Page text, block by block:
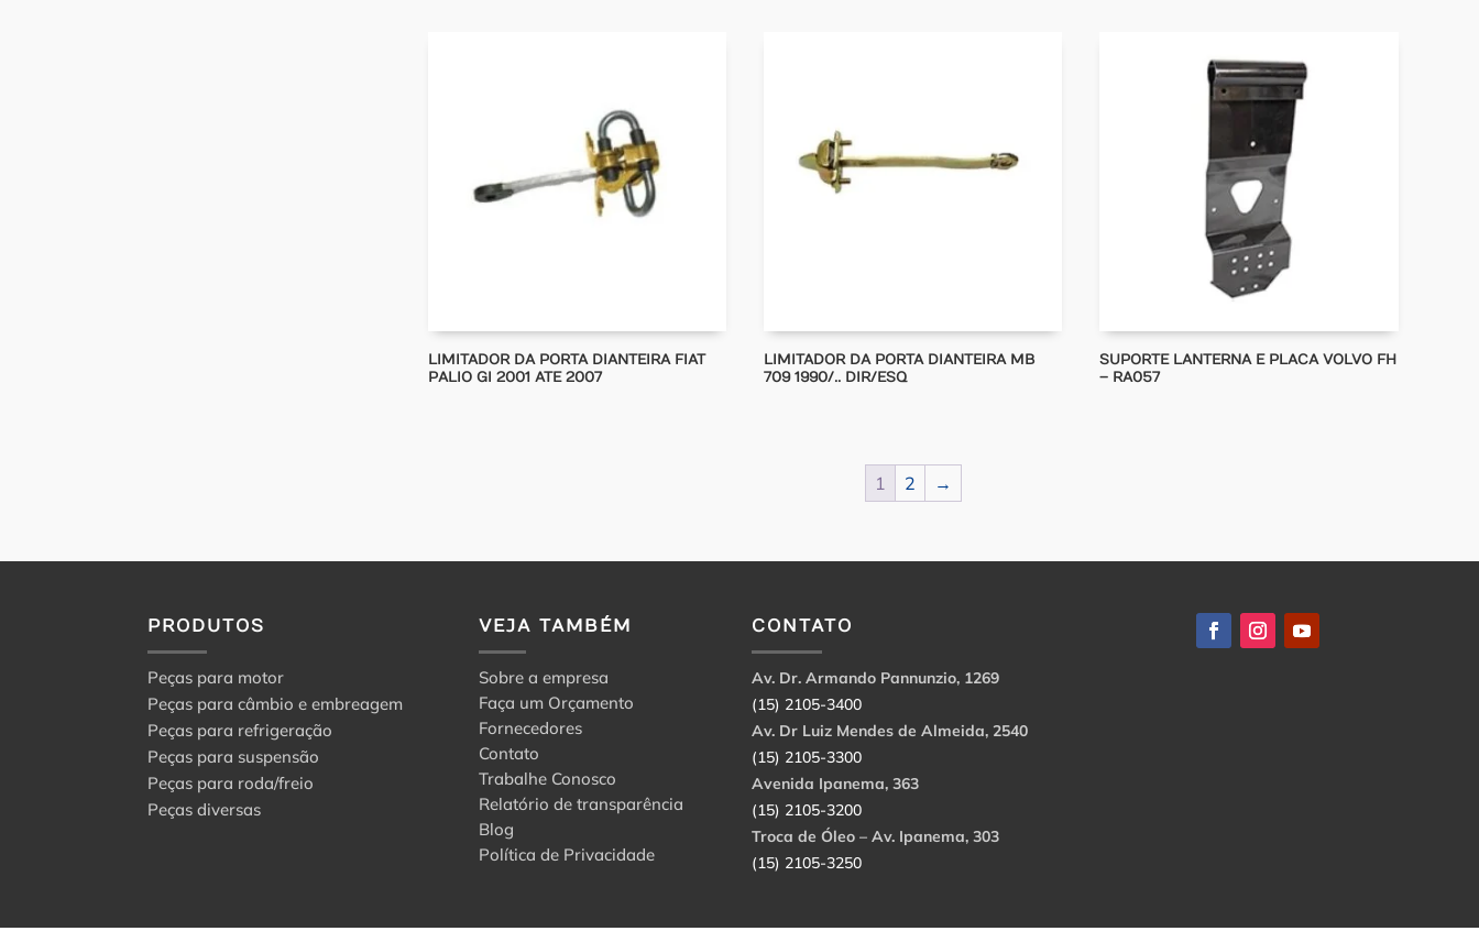
LIMITADOR DA PORTA DIANTEIRA FIAT
PALIO GI 2001 ATE 2007
LIMITADOR DA PORTA DIANTEIRA MB
709 1990/.. DIR/ESQ
SUPORTE LANTERNA E PLACA VOLVO FH
– RA057
1 2 →
PRODUTOS
Peças para motor
Peças para câmbio e embreagem
Peças para refrigeração
Peças para suspensão
Peças para roda/freio
Peças diversas
VEJA TAMBÉM
Sobre a empresa
Faça um Orçamento
Fornecedores
Contato
Trabalhe Conosco
Relatório de transparência
Blog
Política de Privacidade
CONTATO
Av. Dr. Armando Pannunzio, 1269
(15) 2105-3400
Av. Dr Luiz Mendes de Almeida, 2540
(15) 2105-3300
Avenida Ipanema, 363
(15) 2105-3200
Troca de Óleo – Av. Ipanema, 303
(15) 2105-3250